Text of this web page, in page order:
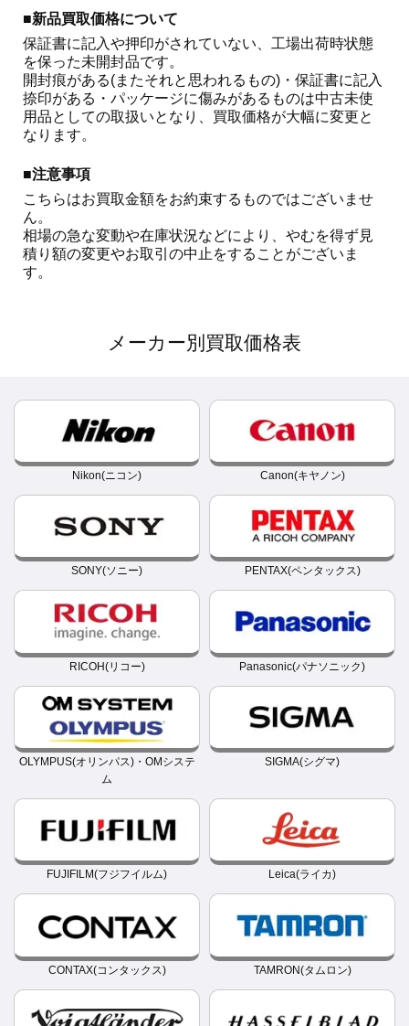
■新品買取価格について
保証書に記入や押印がされていない、工場出荷時状態
を保った未開封品です。
開封痕がある(またそれと思われるもの)・保証書に記入
捺印がある・パッケージに傷みがあるものは中古未使
用品としての取扱いとなり、買取価格が大幅に変更と
なります。
■注意事項
こちらはお買取金額をお約束するものではございませ
ん。
相場の急な変動や在庫状況などにより、やむを得ず見
積り額の変更やお取引の中止をすることがございま
す。
メーカー別買取価格表
Nikon(ニコン) Canon(キヤノン)
SONY(ソニー) PENTAX(ペンタックス)
RICOH(リコー) Panasonic(パナソニック)
OLYMPUS(オリンパス)・OMシステ
ム
SIGMA(シグマ)
FUJIFILM(フジフイルム) Leica(ライカ)
CONTAX(コンタックス) TAMRON(タムロン)